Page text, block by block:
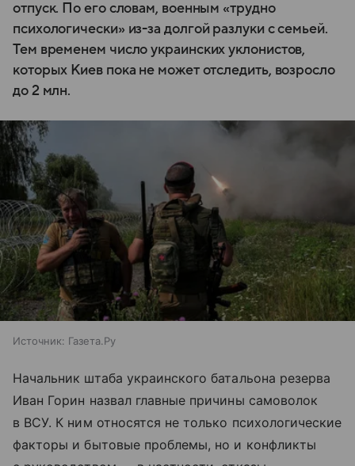
отпуск. По его словам, военным «трудно
психологически» из-за долгой разлуки с семьей.
Тем временем число украинских уклонистов,
которых Киев пока не может отследить, возросло
до 2 млн.
Источник: Газета.Ру
Начальник штаба украинского батальона резерва
Иван Горин назвал главные причины самоволок
в ВСУ. К ним относятся не только психологические
факторы и бытовые проблемы, но и конфликты